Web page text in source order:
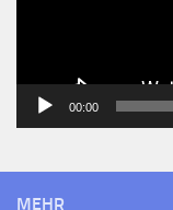
00:00
MEHR